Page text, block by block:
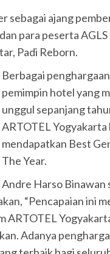
sebagai ajang
para peserta
Padi Reborn.
Berbagai
pemimpin hotel yang
unggul sepanjang
ARTOTEL Yogyakarta
mendapatkan Best
The Year.
Andre Harso Binawan
“Pencapaian ini
ARTOTEL
Adanya